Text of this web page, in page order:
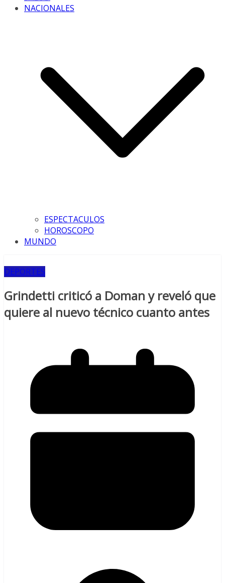
NACIONALES
ESPECTACULOS
HOROSCOPO
MUNDO
DEPORTES
Grindetti criticó a Doman y reveló que
quiere al nuevo técnico cuanto antes